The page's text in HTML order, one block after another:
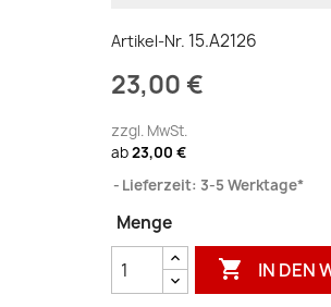
Artikel-Nr. 15.A2126
23,00 €
zzgl. MwSt.
ab23,00 €
Lieferzeit: 3-5 Werktage*
Menge
 IN DEN